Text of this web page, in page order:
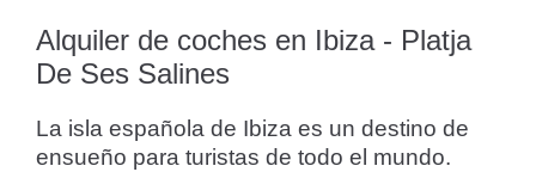
Alquiler de coches en Ibiza - Platja
De Ses Salines
La isla española de Ibiza es un destino de
ensueño para turistas de todo el mundo.